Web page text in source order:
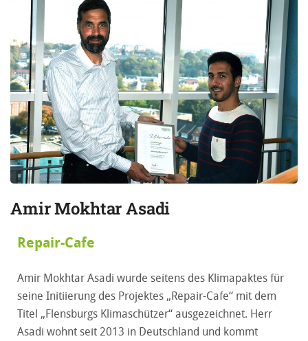
Amir Mokhtar Asadi
Repair-Cafe
Amir Mokhtar Asadi wurde seitens des Klimapaktes für
seine Initiierung des Projektes „Repair-Cafe“ mit dem
Titel „Flensburgs Klimaschützer“ ausgezeichnet. Herr
Asadi wohnt seit 2013 in Deutschland und kommt